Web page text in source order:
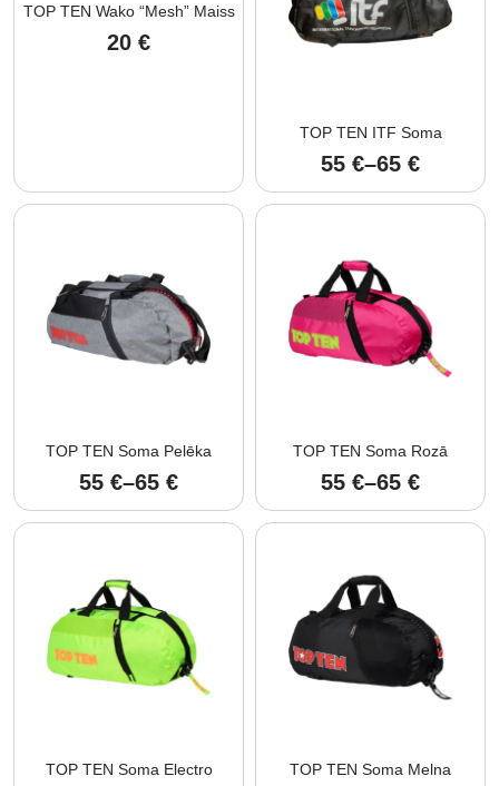
TOP TEN Wako “Mesh” Maiss
20 €
TOP TEN ITF Soma
55 €–65 €
Price
range:
65 €
TOP TEN Soma Pelēka
55 €–65 €
Price
range:
65 €
TOP TEN Soma Rozā
55 €–65 €
Price
range:
through
65 €
TOP TEN Soma Electro TOP TEN Soma Melna